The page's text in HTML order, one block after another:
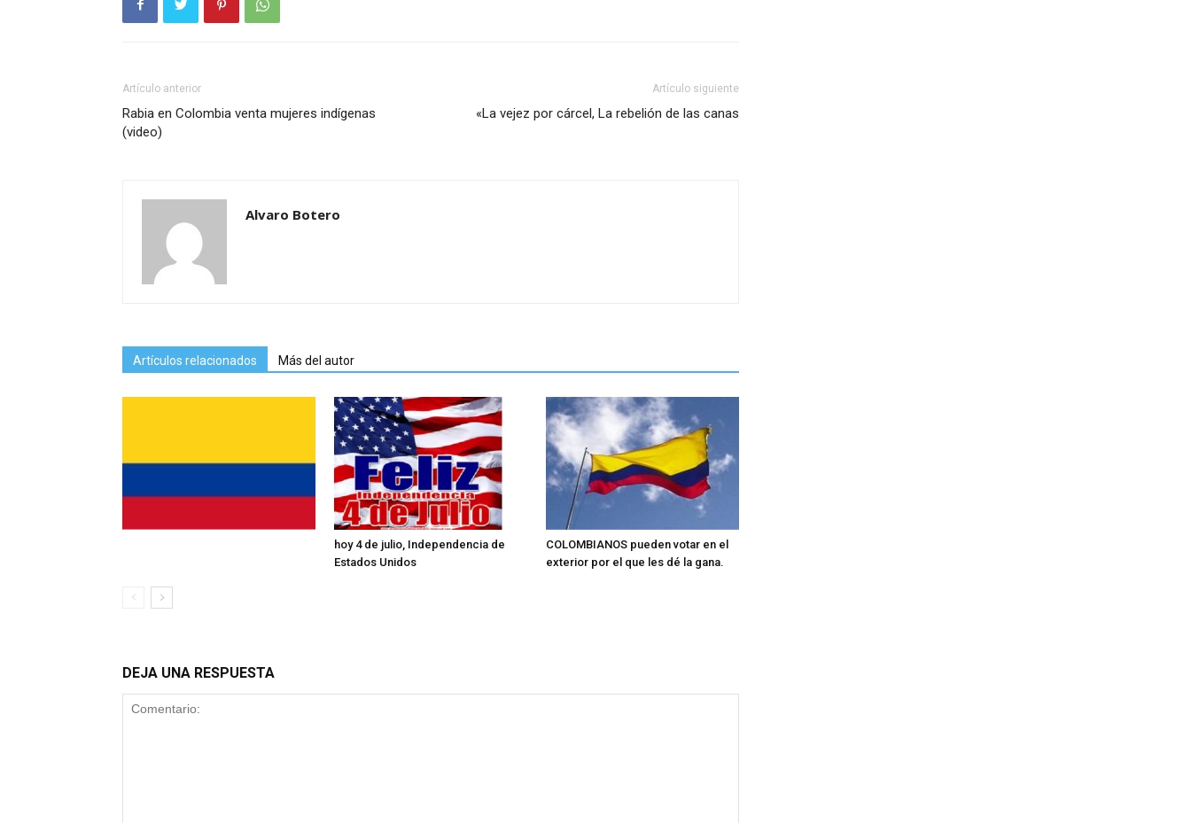
Artículo anterior
Rabia en Colombia venta mujeres indígenas
(video)
Artículo siguiente
«La vejez por cárcel, La rebelión de las canas
Alvaro Botero
Artículos relacionados Más del autor
hoy 4 de julio, Independencia de
Estados Unidos
COLOMBIANOS pueden votar en el
exterior por el que les dé la gana.
DEJA UNA RESPUESTA